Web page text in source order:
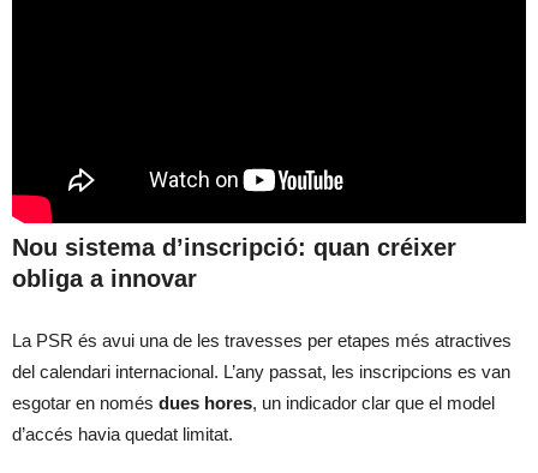
Nou sistema d’inscripció: quan créixer
obliga a innovar
La PSR és avui una de les travesses per etapes més atractives
del calendari internacional. L’any passat, les inscripcions es van
esgotar en només dues hores, un indicador clar que el model
d’accés havia quedat limitat.